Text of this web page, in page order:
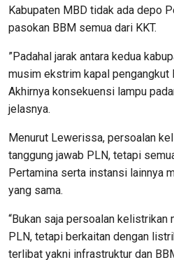
Kabupaten MBD tidak ada depo
pasokan BBM semua dari KKT.
”Padahal jarak antara kedua
musim ekstrim kapal pengangkut
Akhirnya konsekuensi lampu
jelasnya.
Menurut Lewerissa, persoalan
tanggung jawab PLN, tetapi
Pertamina serta instansi lainnya
yang sama.
“Bukan saja persoalan kelistrikan
PLN, tetapi berkaitan dengan
terlibat yakni infrastruktur dan